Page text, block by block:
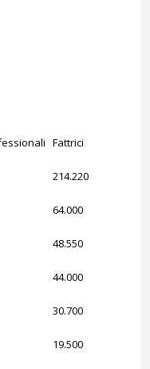
Fattrici
214.220
64.000
48.550
44.000
30.700
19.500